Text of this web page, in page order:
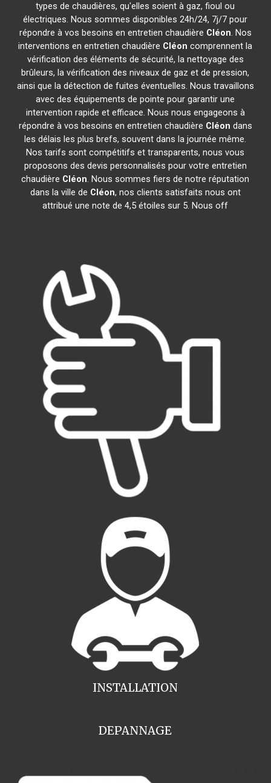
types de chaudières, qu'elles soient à gaz, fioul ou
électriques. Nous sommes disponibles 24h/24, 7j/7 pour
répondre à vos besoins en entretien chaudière Cléon. Nos
interventions en entretien chaudière Cléon comprennent la
vérification des éléments de sécurité, la nettoyage des
brûleurs, la vérification des niveaux de gaz et de pression,
ainsi que la détection de fuites éventuelles. Nous travaillons
avec des équipements de pointe pour garantir une
intervention rapide et efficace. Nous nous engageons à
répondre à vos besoins en entretien chaudière Cléon dans
les délais les plus brefs, souvent dans la journée même.
Nos tarifs sont compétitifs et transparents, nous vous
proposons des devis personnalisés pour votre entretien
chaudière Cléon. Nous sommes fiers de notre réputation
dans la ville de Cléon, nos clients satisfaits nous ont
attribué une note de 4,5 étoiles sur 5. Nous off
INSTALLATION
DEPANNAGE